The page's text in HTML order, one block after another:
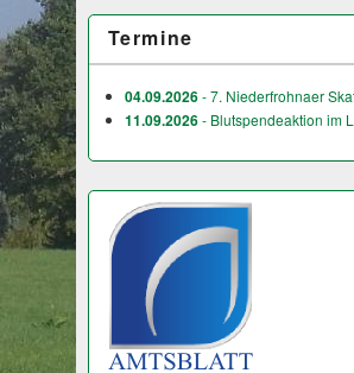
Termine
04.09.2026- 7. Niederfrohnaer
11.09.2026- Blutspendeaktion im